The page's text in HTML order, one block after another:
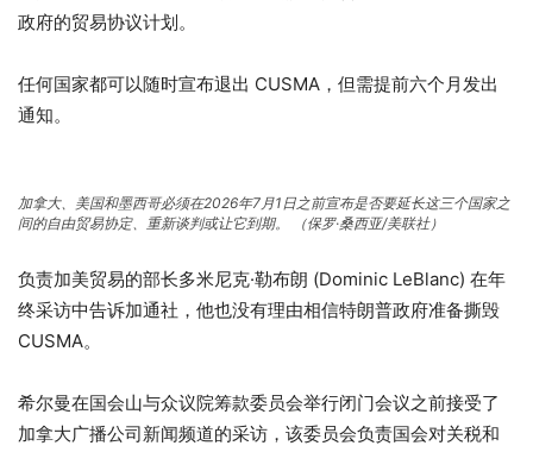
政府的贸易协议计划。
任何国家都可以随时宣布退出 CUSMA，但需提前六个月发出
通知。
加拿大、美国和墨西哥必须在2026年7月1日之前宣布是否要延长这三个国家之
间的自由贸易协定、重新谈判或让它到期。
（保罗·桑西亚/美联社）
负责加美贸易的部长多米尼克·勒布朗 (Dominic LeBlanc) 在年
终采访中告诉加通社，他也没有理由相信特朗普政府准备撕毁
CUSMA。
希尔曼在国会山与众议院筹款委员会举行闭门会议之前接受了
加拿大广播公司新闻频道的采访，该委员会负责国会对关税和